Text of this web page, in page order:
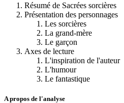
Résumé de Sacrées sorcières
Présentation des personnages
Les sorcières
La grand-mère
Le garçon
Axes de lecture
L'inspiration de l'auteur
L'humour
Le fantastique
A propos de l'analyse